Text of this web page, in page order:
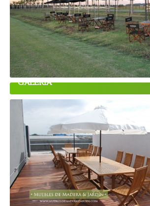
GALERÍA